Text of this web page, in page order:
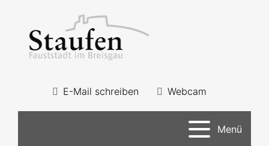
E-Mail schreiben Webcam
Menü